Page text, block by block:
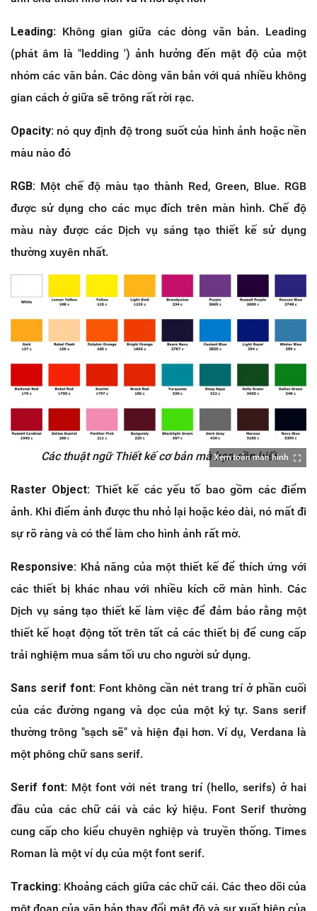
Leading: Không gian giữa các dòng văn bản. Leading
(phát âm là "ledding ') ảnh hưởng đến mật độ của một
nhóm các văn bản. Các dòng văn bản với quá nhiều không
gian cách ở giữa sẽ trông rất rời rạc.
Opacity: nó quy định độ trong suốt của hình ảnh hoặc nền
màu nào đó
RGB: Một chế độ màu tạo thành Red, Green, Blue. RGB
được sử dụng cho các mục đích trên màn hình. Chế độ
màu này được các Dịch vụ sáng tạo thiết kế sử dụng
thường xuyên nhất.
Xem toàn màn hình
Các thuật ngữ Thiết kế cơ bản mà bạn cần biết
Raster Object: Thiết kế các yếu tố bao gồm các điểm
ảnh. Khi điểm ảnh được thu nhỏ lại hoặc kéo dài, nó mất đi
sự rõ ràng và có thể làm cho hình ảnh rất mờ.
Responsive: Khả năng của một thiết kế để thích ứng với
các thiết bị khác nhau với nhiều kích cỡ màn hình. Các
Dịch vụ sáng tạo thiết kế làm việc để đảm bảo rằng một
thiết kế hoạt động tốt trên tất cả các thiết bị để cung cấp
trải nghiệm mua sắm tối ưu cho người sử dụng.
Sans serif font: Font không cần nét trang trí ở phần cuối
của các đường ngang và dọc của một ký tự. Sans serif
thường trông "sạch sẽ" và hiện đại hơn. Ví dụ, Verdana là
một phông chữ sans serif.
Serif font: Một font với nét trang trí (hello, serifs) ở hai
đầu của các chữ cái và các ký hiệu. Font Serif thường
cung cấp cho kiểu chuyên nghiệp và truyền thống. Times
Roman là một ví dụ của một font serif.
Tracking: Khoảng cách giữa các chữ cái. Các theo dõi của